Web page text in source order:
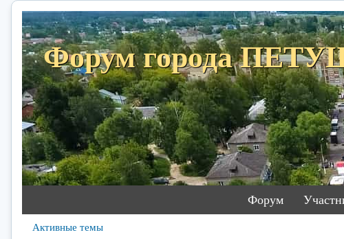
Форум города
Форум
Активные темы